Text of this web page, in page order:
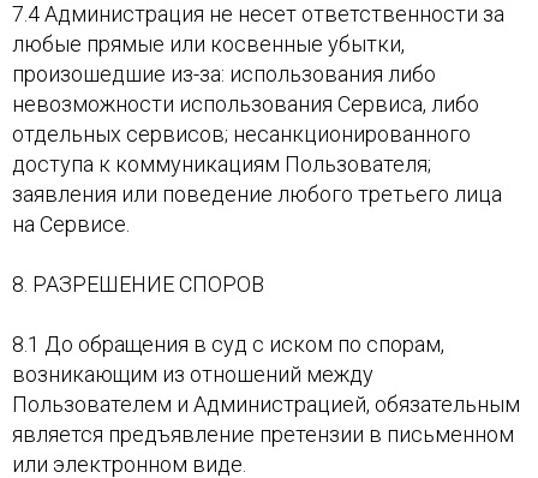
7.4 Администрация не несет ответственности за
любые прямые или косвенные убытки,
произошедшие из-за: использования либо
невозможности использования Сервиса, либо
отдельных сервисов; несанкционированного
доступа к коммуникациям Пользователя;
заявления или поведение любого третьего лица
на Сервисе.
8. РАЗРЕШЕНИЕ СПОРОВ
8.1 До обращения в суд с иском по спорам,
возникающим из отношений между
Пользователем и Администрацией, обязательным
является предъявление претензии в письменном
или электронном виде.